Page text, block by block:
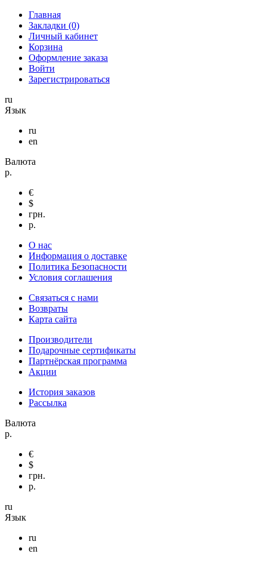
Главная
Закладки (0)
Личный кабинет
Корзина
Оформление заказа
Войти
Зарегистрироваться
ru
Язык
ru
en
Валюта
р.
€
$
грн.
р.
О нас
Информация о доставке
Политика Безопасности
Условия соглашения
Связаться с нами
Возвраты
Карта сайта
Производители
Подарочные сертификаты
Партнёрская программа
Акции
История заказов
Рассылка
Валюта
р.
€
$
грн.
р.
ru
Язык
ru
en